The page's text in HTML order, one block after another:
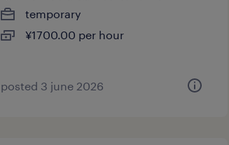
temporary
¥1700.00 per hour
posted 3 june 2026